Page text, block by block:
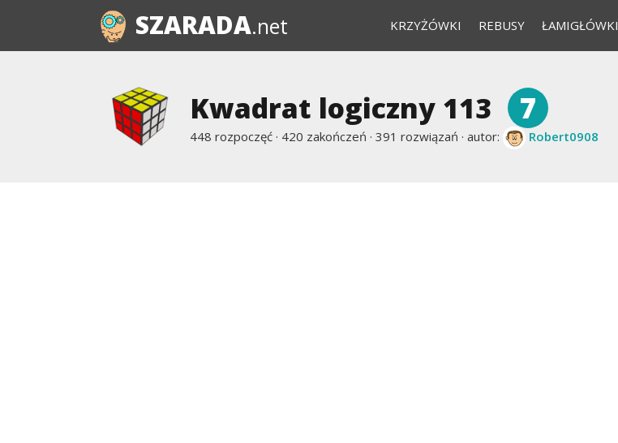
KRZYŻÓWKI REBUSY ŁAMIGŁÓWKI
SZARADA.net
Kwadrat logiczny 113 7
448 rozpoczęć · 420 zakończeń · 391 rozwiązań · autor: Robert0908